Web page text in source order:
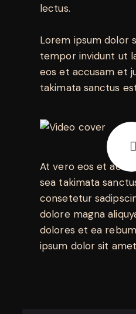
lectus.
Lorem ipsum dolor
tempor invidunt ut
eos et accusam et
takimata sanctus
At vero eos et
sea takimata
consetetur
dolore magna
dolores et ea
ipsum dolor sit